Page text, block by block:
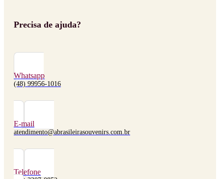
Precisa de ajuda?
Whatsapp
(48) 99956-1016
E-mail
atendimento@abrasileirasouvenirs.com.br
Telefone